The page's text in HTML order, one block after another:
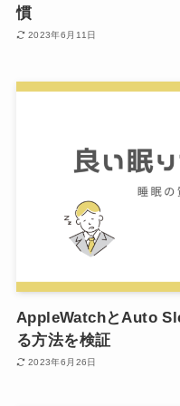
慣
2023年6月11日
AppleWatchとAuto
る方法を検証
2023年6月26日